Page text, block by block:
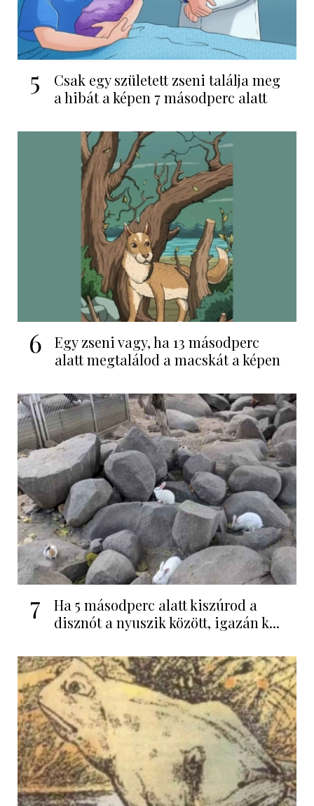
5
Csak egy született zseni találja meg
a hibát a képen 7 másodperc alatt
6
Egy zseni vagy, ha 13 másodperc
alatt megtalálod a macskát a képen
7
Ha 5 másodperc alatt kiszúrod a
disznót a nyuszik között, igazán k...